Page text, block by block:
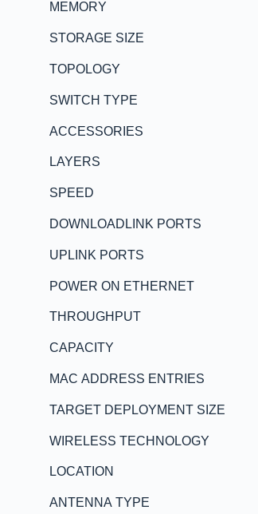
MEMORY
STORAGE SIZE
TOPOLOGY
SWITCH TYPE
ACCESSORIES
LAYERS
SPEED
DOWNLOADLINK PORTS
UPLINK PORTS
POWER ON ETHERNET
THROUGHPUT
CAPACITY
MAC ADDRESS ENTRIES
TARGET DEPLOYMENT SIZE
WIRELESS TECHNOLOGY
LOCATION
ANTENNA TYPE